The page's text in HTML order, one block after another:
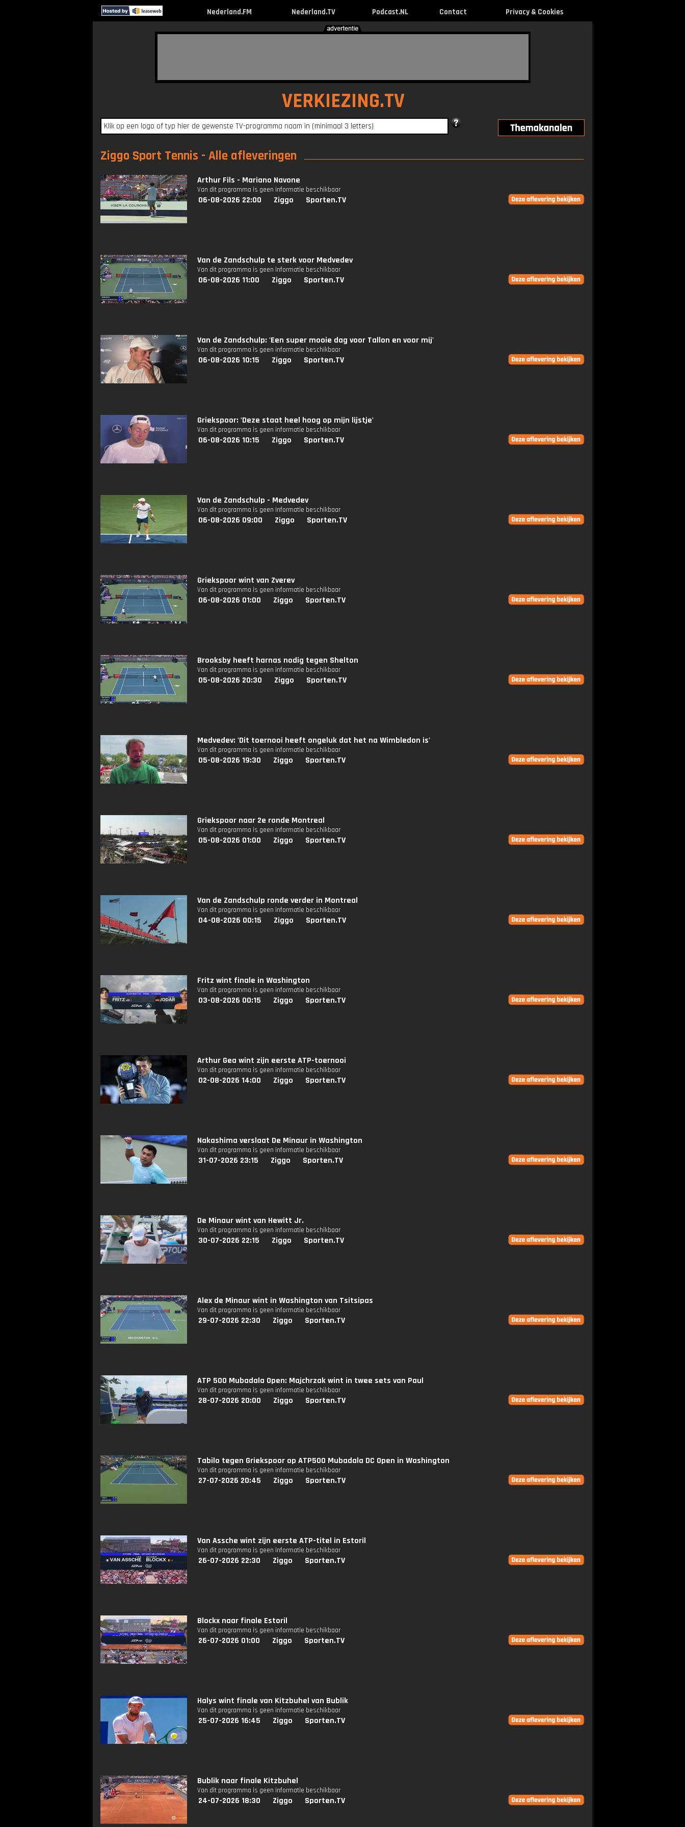
Nederland.FM Nederland.TV Podcast.NL Contact Privacy & Cookies
VERKIEZING.TV
Ziggo Sport Tennis - Alle afleveringen
Arthur Fils - Mariano Navone
Van dit programma is geen informatie beschikbaar
06-08-2026 22:00 Ziggo Sporten.TV
Van de Zandschulp te sterk voor Medvedev
Van dit programma is geen informatie beschikbaar
06-08-2026 11:00 Ziggo Sporten.TV
Van de Zandschulp: 'Een super mooie dag voor Tallon en voor mij'
Van dit programma is geen informatie beschikbaar
06-08-2026 10:15 Ziggo Sporten.TV
Griekspoor: 'Deze staat heel hoog op mijn lijstje'
Van dit programma is geen informatie beschikbaar
06-08-2026 10:15 Ziggo Sporten.TV
Van de Zandschulp - Medvedev
Van dit programma is geen informatie beschikbaar
06-08-2026 09:00 Ziggo Sporten.TV
Griekspoor wint van Zverev
Van dit programma is geen informatie beschikbaar
06-08-2026 01:00 Ziggo Sporten.TV
Brooksby heeft harnas nodig tegen Shelton
Van dit programma is geen informatie beschikbaar
05-08-2026 20:30 Ziggo Sporten.TV
Medvedev: 'Dit toernooi heeft ongeluk dat het na Wimbledon is'
Van dit programma is geen informatie beschikbaar
05-08-2026 19:30 Ziggo Sporten.TV
Griekspoor naar 2e ronde Montreal
Van dit programma is geen informatie beschikbaar
05-08-2026 01:00 Ziggo Sporten.TV
Van de Zandschulp ronde verder in Montreal
Van dit programma is geen informatie beschikbaar
04-08-2026 00:15 Ziggo Sporten.TV
Fritz wint finale in Washington
Van dit programma is geen informatie beschikbaar
03-08-2026 00:15 Ziggo Sporten.TV
Arthur Gea wint zijn eerste ATP-toernooi
Van dit programma is geen informatie beschikbaar
02-08-2026 14:00 Ziggo Sporten.TV
Nakashima verslaat De Minaur in Washington
Van dit programma is geen informatie beschikbaar
31-07-2026 23:15 Ziggo Sporten.TV
De Minaur wint van Hewitt Jr.
Van dit programma is geen informatie beschikbaar
30-07-2026 22:15 Ziggo Sporten.TV
Alex de Minaur wint in Washington van Tsitsipas
Van dit programma is geen informatie beschikbaar
29-07-2026 22:30 Ziggo Sporten.TV
ATP 500 Mubadala Open: Majchrzak wint in twee sets van Paul
Van dit programma is geen informatie beschikbaar
28-07-2026 20:00 Ziggo Sporten.TV
Tabilo tegen Griekspoor op ATP500 Mubadala DC Open in Washington
Van dit programma is geen informatie beschikbaar
27-07-2026 20:45 Ziggo Sporten.TV
Van Assche wint zijn eerste ATP-titel in Estoril
Van dit programma is geen informatie beschikbaar
26-07-2026 22:30 Ziggo Sporten.TV
Blockx naar finale Estoril
Van dit programma is geen informatie beschikbaar
26-07-2026 01:00 Ziggo Sporten.TV
Halys wint finale van Kitzbuhel van Bublik
Van dit programma is geen informatie beschikbaar
25-07-2026 16:45 Ziggo Sporten.TV
Bublik naar finale Kitzbuhel
Van dit programma is geen informatie beschikbaar
24-07-2026 18:30 Ziggo Sporten.TV